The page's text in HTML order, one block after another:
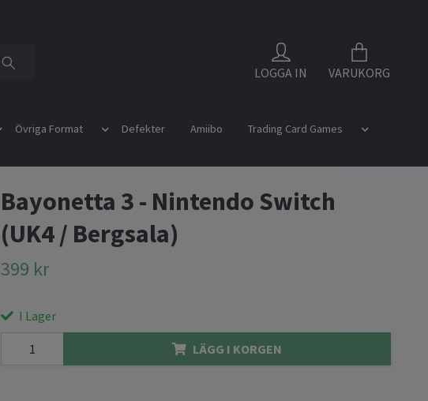
LOGGA IN VARUKORG
Övriga Format Defekter Amiibo
Trading Card Games
Bayonetta 3 - Nintendo Switch
(UK4 / Bergsala)
399 kr
I Lager
LÄGG I KORGEN